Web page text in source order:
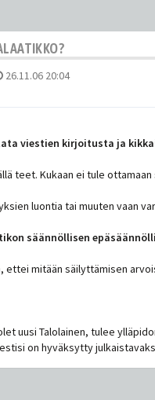
26.11.06 20:04
viestien kirjoitusta ja
teet. Kukaan ei tule ottamaan
luontia tai muuten vaan
säännöllisen
ettei mitään säilyttämisen
uusi Talolainen, tulee
on hyväksytty